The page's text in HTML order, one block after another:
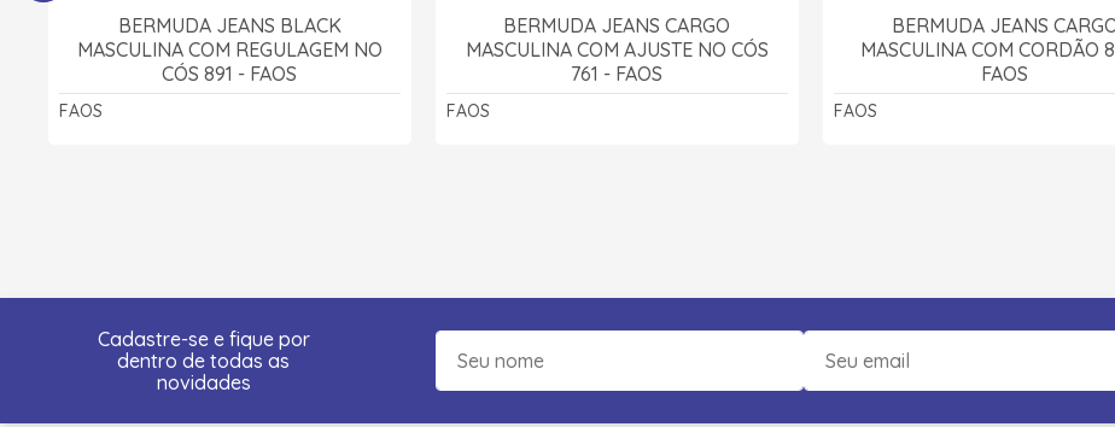
BERMUDA JEANS BLACK
MASCULINA COM REGULAGEM NO
CÓS 891 - FAOS
FAOS
BERMUDA JEANS CARGO
MASCULINA COM AJUSTE NO CÓS
761 - FAOS
FAOS
BERMUDA JEANS
MASCULINA COM CORDÃO
FAOS
FAOS
Cadastre-se e fique por
dentro de todas as
novidades